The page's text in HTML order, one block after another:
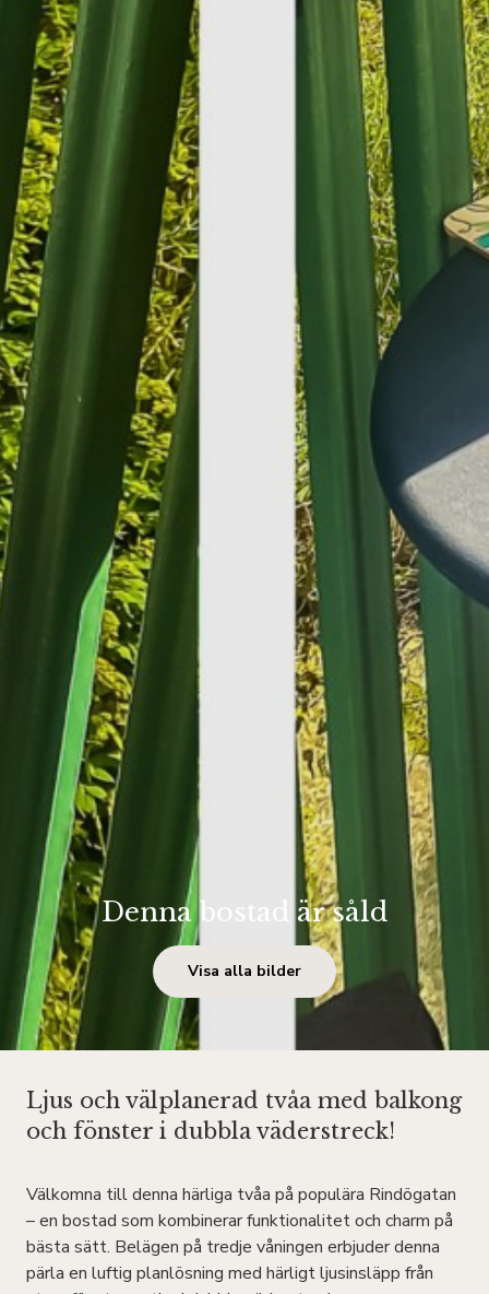
Denna bostad är såld
Visa alla bilder
Ljus och välplanerad tvåa med balkong
och fönster i dubbla väderstreck!
Välkomna till denna härliga tvåa på populära Rindögatan
– en bostad som kombinerar funktionalitet och charm på
bästa sätt. Belägen på tredje våningen erbjuder denna
pärla en luftig planlösning med härligt ljusinsläpp från